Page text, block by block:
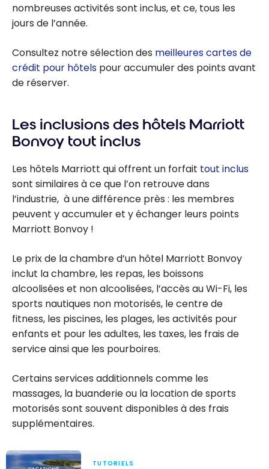
nombreuses activités sont inclus, et ce, tous les
jours de l’année.
Consultez notre sélection des meilleures cartes de
crédit pour hôtels pour accumuler des points avant
de réserver.
Les inclusions des hôtels Marriott
Bonvoy tout inclus
Les hôtels Marriott qui offrent un forfait tout inclus
sont similaires à ce que l’on retrouve dans
l’industrie, à une différence près : les membres
peuvent y accumuler et y échanger leurs points
Marriott Bonvoy !
Le prix de la chambre d’un hôtel Marriott Bonvoy
inclut la chambre, les repas, les boissons
alcoolisées et non alcoolisées, l’accès au Wi-Fi, les
sports nautiques non motorisés, le centre de
fitness, les piscines, les plages, les activités pour
enfants et pour les adultes, les taxes, les frais de
service ainsi que les pourboires.
Certains services additionnels comme les
massages, la buanderie ou la location de sports
motorisés sont souvent disponibles à des frais
supplémentaires.
TUTORIELS